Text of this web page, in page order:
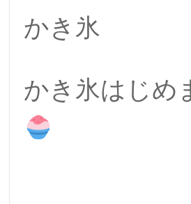
かき氷
かき氷はじめ